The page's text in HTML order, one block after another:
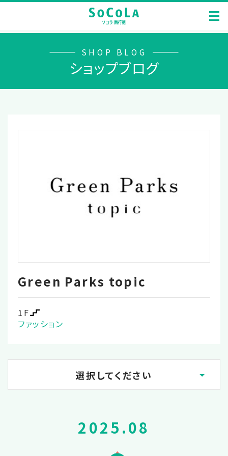
SHOP BLOG
ショップブログ
Green Parks topic
1F
ファッション
選択してください
2025.12
2025.08